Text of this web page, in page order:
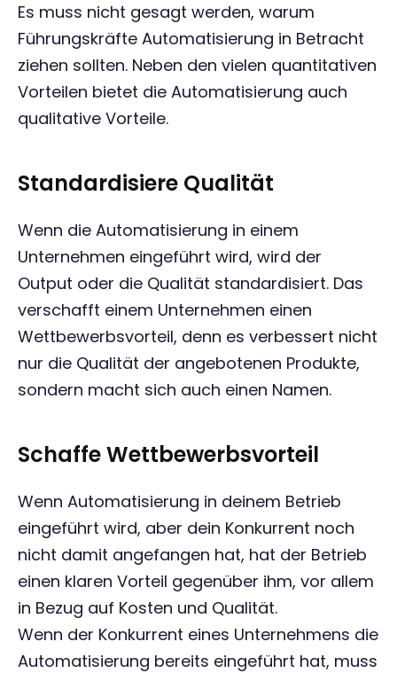
Es muss nicht gesagt werden, warum
Führungskräfte Automatisierung in Betracht
ziehen sollten. Neben den vielen quantitativen
Vorteilen bietet die Automatisierung auch
qualitative Vorteile.
Standardisiere Qualität
Wenn die Automatisierung in einem
Unternehmen eingeführt wird, wird der
Output oder die Qualität standardisiert. Das
verschafft einem Unternehmen einen
Wettbewerbsvorteil, denn es verbessert nicht
nur die Qualität der angebotenen Produkte,
sondern macht sich auch einen Namen.
Schaffe Wettbewerbsvorteil
Wenn Automatisierung in deinem Betrieb
eingeführt wird, aber dein Konkurrent noch
nicht damit angefangen hat, hat der Betrieb
einen klaren Vorteil gegenüber ihm, vor allem
in Bezug auf Kosten und Qualität.
Wenn der Konkurrent eines Unternehmens die
Automatisierung bereits eingeführt hat, muss